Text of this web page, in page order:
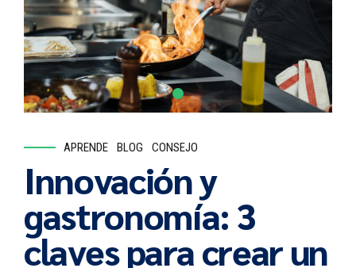
APRENDE BLOG CONSEJO
Innovación y
gastronomía: 3
claves para crear un